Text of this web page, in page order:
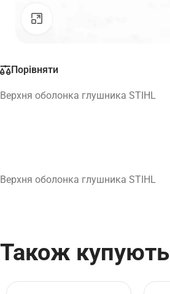
Порівняти
Верхня оболонка глушника STIHL
Верхня оболонка глушника STIHL
Також купують